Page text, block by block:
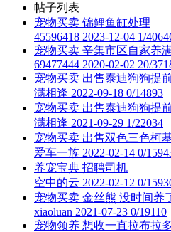
帖子列表
宠物买卖 锦鲤鱼缸处理
45596418 2023-12-04 1/
宠物买卖 辛集市区自家养
69477444 2020-02-02 20/
宠物买卖 出售泰迪狗狗提
满相逢 2022-09-18 0/14893
宠物买卖 出售泰迪狗狗提
满相逢 2021-09-29 1/22034
宠物买卖 出售双色三色柯
爱车一族 2022-02-14 0/
养宠宝典 招聘司机
空中的云 2022-02-12 0/
宠物买卖 金丝熊 没时间养
xiaoluan 2021-07-23 0/19110
宠物领养 想收一直拉布拉